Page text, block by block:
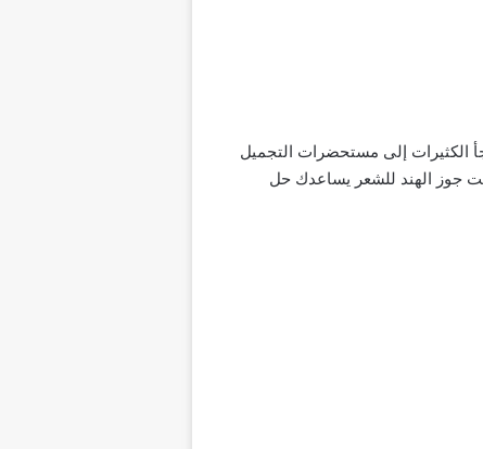
الكثيرات إلى مستحضرات التجميل
جوز الهند للشعر يساعدك حل